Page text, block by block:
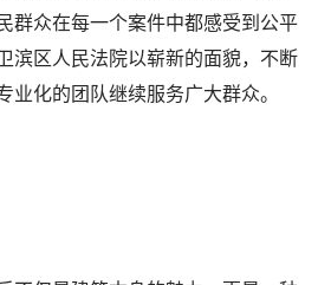
群众在每一个案件中都感受到公平
滨区人民法院以崭新的面貌，不断
业化的团队继续服务广大群众。